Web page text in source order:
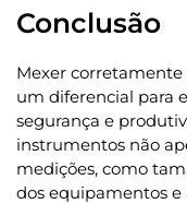
Conclusão
Mexer
um diferencial para
segurança e
instrumentos não
medições, como
dos equipamentos e